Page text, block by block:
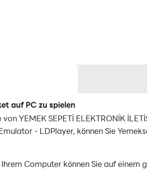
auf PC zu spielen
YEMEK SEPETİ ELEKTRONİK
- LDPlayer, können Sie
Computer können Sie auf
Berühren des Bildschirms, und